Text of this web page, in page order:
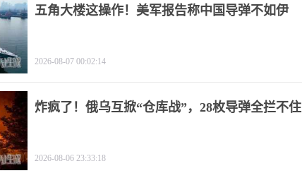
五角大楼这操作！美军报告称中国导弹不如伊
2026-08-07 00:02:14
炸疯了！俄乌互掀“仓库战”，28枚导弹全拦不住
2026-08-06 23:33:18